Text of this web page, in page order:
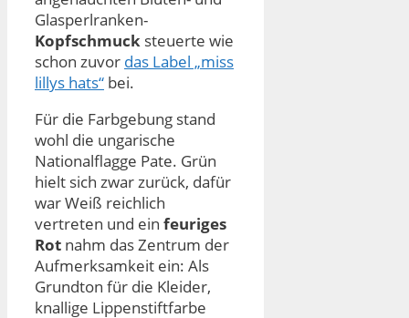
Glasperlranken-
Kopfschmuck steuerte wie
schon zuvor das Label „miss
lillys hats“ bei.
Für die Farbgebung stand
wohl die ungarische
Nationalflagge Pate. Grün
hielt sich zwar zurück, dafür
war Weiß reichlich
vertreten und ein feuriges
Rot nahm das Zentrum der
Aufmerksamkeit ein: Als
Grundton für die Kleider,
knallige Lippenstiftfarbe